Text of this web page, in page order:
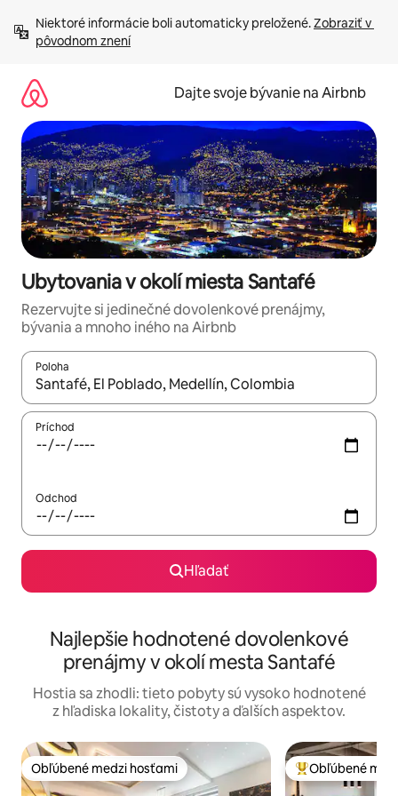
obsah.
Niektoré informácie boli automaticky preložené. Zobraziť v
pôvodnom znení
Dajte svoje bývanie na Airbnb
Ubytovania v okolí miesta Santafé
Rezervujte si jedinečné dovolenkové prenájmy,
bývania a mnoho iného na Airbnb
Poloha
Keď budú výsledky k dispozícii, môžete si ich prechádzať
Príchod
Odchod
Hľadať
Najlepšie hodnotené dovolenkové
prenájmy v okolí mesta Santafé
Hostia sa zhodli: tieto pobyty sú vysoko hodnotené
z hľadiska lokality, čistoty a ďalších aspektov.
Obľúbené medzi hosťami
Obľúbené medzi hosťami Najobľúbenejšie
Obľúbené